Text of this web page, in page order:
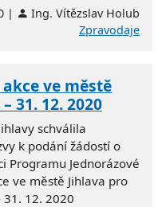
|
Ing. Vítězslav Holub
Zpravodaje
ve městě
31. 12. 2020
schválila
k podání žádostí o
Programu Jednorázové
ve městě Jihlava pro
12. 2020